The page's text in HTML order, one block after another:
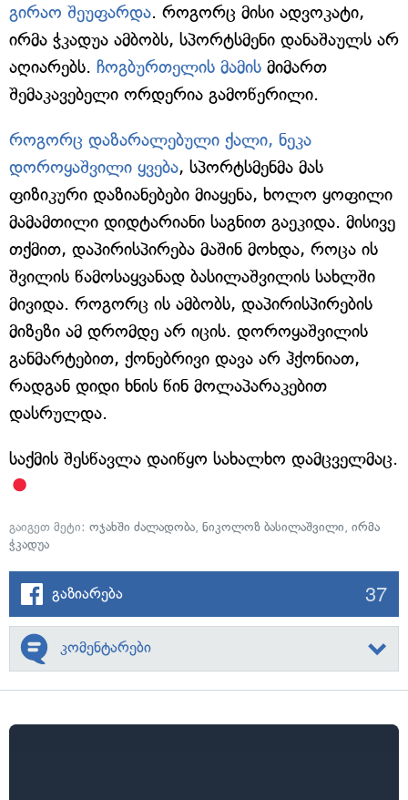
გირაო შეუფარდა. როგორც მისი ადვოკატი,
ირმა ჭკადუა ამბობს, სპორტსმენი დანაშაულს არ
აღიარებს. ჩოგბურთელის მამის მიმართ
შემაკავებელი ორდერია გამოწერილი.
როგორც დაზარალებული ქალი, ნეკა
დოროყაშვილი ყვება, სპორტსმენმა მას
ფიზიკური დაზიანებები მიაყენა, ხოლო ყოფილი
მამამთილი დიდტარიანი საგნით გაეკიდა. მისივე
თქმით, დაპირისპირება მაშინ მოხდა, როცა ის
შვილის წამოსაყვანად ბასილაშვილის სახლში
მივიდა. როგორც ის ამბობს, დაპირისპირების
მიზეზი ამ დრომდე არ იცის. დოროყაშვილის
განმარტებით, ქონებრივი დავა არ ჰქონიათ,
რადგან დიდი ხნის წინ მოლაპარაკებით
დასრულდა.
საქმის შესწავლა დაიწყო სახალხო დამცველმაც.
გაიგეთ მეტი: ოჯახში ძალადობა, ნიკოლოზ ბასილაშვილი, ირმა
ჭკადუა
გაზიარება 37
კომენტარები